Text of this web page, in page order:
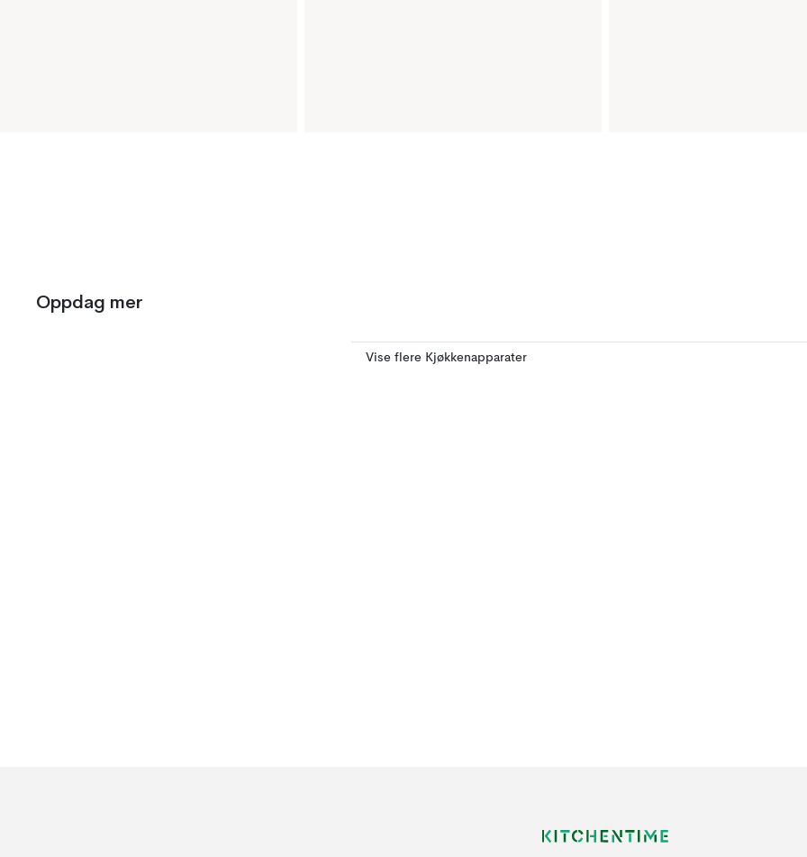
Oppdag mer
Vise flere Kjøkkenapparater